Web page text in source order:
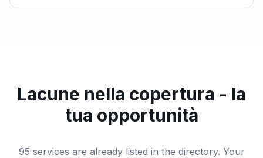
Lacune nella copertura - la
tua opportunità
95 services are already listed in the directory. Your